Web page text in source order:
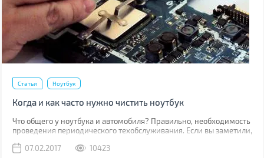
Статьи Ноутбук
Когда и как часто нужно чистить ноутбук
Что общего у ноутбука и автомобиля? Правильно, необходимость
проведения периодического техобслуживания. Если вы заметили,
начало подтормаживать, или вы просто хотите продлить срок его
07.02.2017 10423